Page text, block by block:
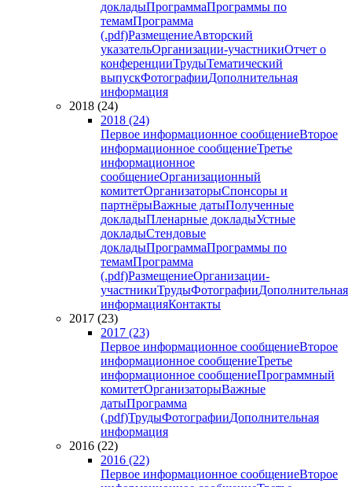
докладыПрограммаПрограммы по
темамПрограмма
(.pdf)РазмещениеАвторский
указательОрганизации-участникиОтчет о
конференцииТрудыТематический
выпускФотографииДополнительная
информация
2018 (24)
2018 (24)
Первое информационное сообщениеВторое
информационное сообщениеТретье
информационное
сообщениеОрганизационный
комитетОрганизаторыСпонсоры и
партнёрыВажные датыПолученные
докладыПленарные докладыУстные
докладыСтендовые
докладыПрограммаПрограммы по
темамПрограмма
(.pdf)РазмещениеОрганизации-
участникиТрудыФотографииДополнительная
информацияКонтакты
2017 (23)
2017 (23)
Первое информационное сообщениеВторое
информационное сообщениеТретье
информационное сообщениеПрограммный
комитетОрганизаторыВажные
датыПрограмма
(.pdf)ТрудыФотографииДополнительная
информация
2016 (22)
2016 (22)
Первое информационное сообщениеВторое